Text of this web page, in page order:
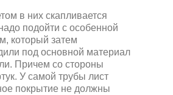
в них скапливается
подойти с особенной
который затем
под основной материал
Причем со стороны
У самой трубы лист
покрытие не должны